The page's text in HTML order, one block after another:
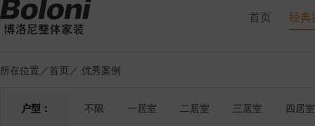
首页 经典
所在位置／首页 ／ 优秀案例
户型： 不限 一居室 二居室 三居室
四居室